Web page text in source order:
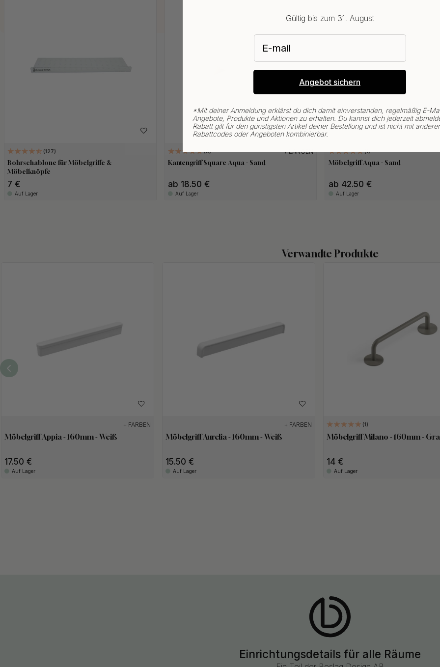
127
Bohrschablone für Möbelgriffe &
Möbelknöpfe
7 €
Auf Lager
3 + LÄNGEN
Kantengriff Square Aqua - Sand
ab 18.50 €
Auf Lager
1
Möbelgriff Aqua - Sand
ab 42.50 €
Auf Lager
Verwandte Produkte
+ FARBEN
Möbelgriff Appia - 160mm - Weiß
17.50
Auf Lager
+ FARBEN
Möbelgriff Aurelia - 160mm - Weiß
15.50
Auf Lager
1
Möbelgriff Milano - 160mm -
14
Auf Lager
Einrichtungsdetails für alle Räume
Gültig bis zum 31. August
E-mail
Angebot sichern
*Mit deiner Anmeldung erklärst du dich damit einverstanden, regelmäßig E-
Angebote, Produkte und Aktionen zu erhalten. Du kannst dich jederzeit
Rabatt gilt für den günstigsten Artikel deiner Bestellung und ist nicht mit
Rabattcodes oder Angeboten kombinierbar.